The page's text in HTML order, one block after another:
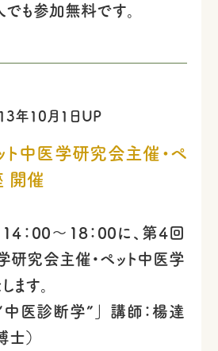
も参加無料です。
年10月1日UP
中医学研究会主催・ペ
開催
：00～18：00に、第4回
研究会主催・ペット中医学
す。
医診断学”」 講師：楊達
士）